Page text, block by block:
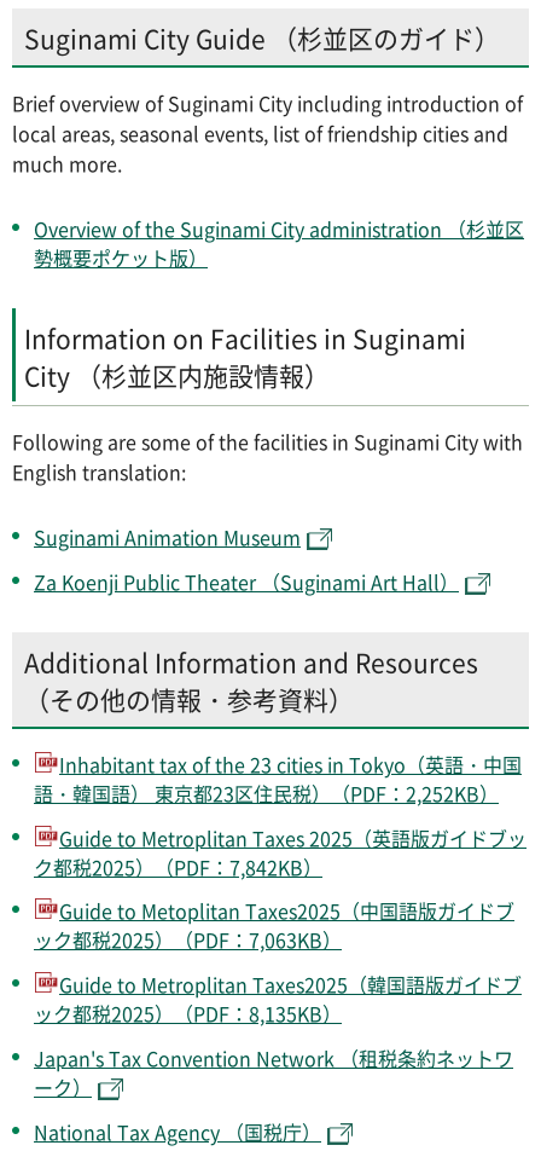
Suginami City Guide （杉並区のガイド）
Brief overview of Suginami City including introduction of
local areas, seasonal events, list of friendship cities and
much more.
Overview of the Suginami City administration （杉並区
勢概要ポケット版）
Information on Facilities in Suginami
City （杉並区内施設情報）
Following are some of the facilities in Suginami City with
English translation:
Suginami Animation Museum
Za Koenji Public Theater （Suginami Art Hall）
Additional Information and Resources
（その他の情報・参考資料）
Inhabitant tax of the 23 cities in Tokyo（英語・中国
語・韓国語） 東京都23区住民税）（PDF：2,252KB）
Guide to Metroplitan Taxes 2025（英語版ガイドブッ
ク都税2025）（PDF：7,842KB）
Guide to Metoplitan Taxes2025（中国語版ガイドブ
ック都税2025）（PDF：7,063KB）
Guide to Metroplitan Taxes2025（韓国語版ガイドブ
ック都税2025）（PDF：8,135KB）
Japan's Tax Convention Network （租税条約ネットワ
ーク）
National Tax Agency （国税庁）